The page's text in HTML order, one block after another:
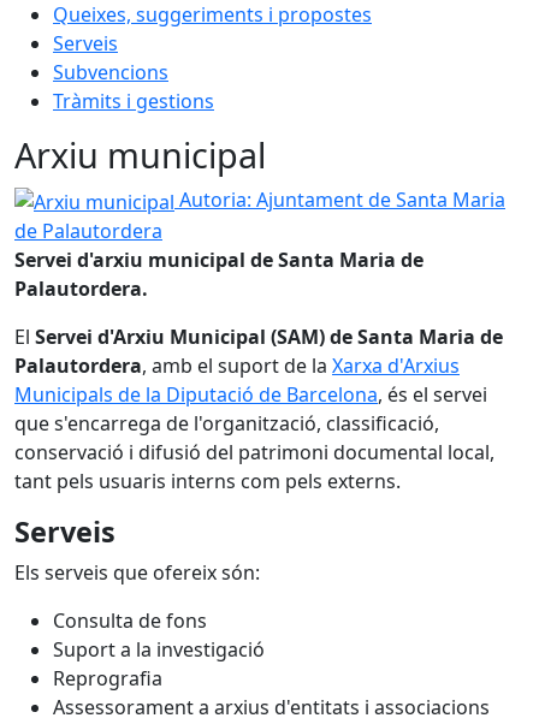
Queixes, suggeriments i propostes
Serveis
Subvencions
Tràmits i gestions
Arxiu municipal
Arxiu municipal
Autoria: Ajuntament de Santa Maria
de Palautordera
Servei d'arxiu municipal de Santa Maria de
Palautordera.
El Servei d'Arxiu Municipal (SAM) de Santa Maria de
Palautordera, amb el suport de la Xarxa d'Arxius
Municipals de la Diputació de Barcelona, és el servei
que s'encarrega de l'organització, classificació,
conservació i difusió del patrimoni documental local,
tant pels usuaris interns com pels externs.
Serveis
Els serveis que ofereix són:
Consulta de fons
Suport a la investigació
Reprografia
Assessorament a arxius d'entitats i associacions